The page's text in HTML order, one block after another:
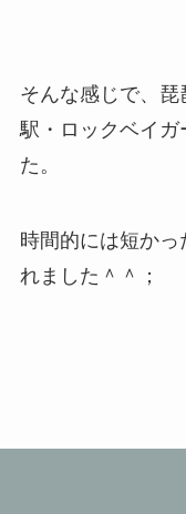
そんな感じで、
駅・ロックベイガ
た。
時間的には短か
れました＾＾；